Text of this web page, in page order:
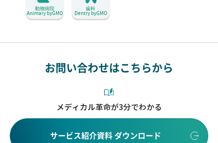
動物病院
Animary byGMO
歯科
Dentry byGMO
お問い合わせはこちらから
メディカル革命が3分でわかる
サービス紹介資料 ダウンロード